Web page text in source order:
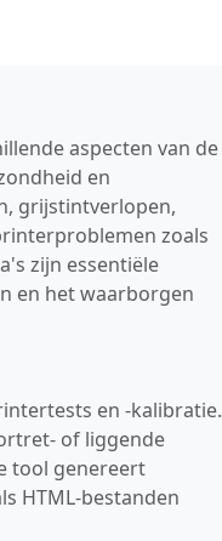
aspecten van de
en
grijstintverlopen,
zoals
zijn essentiële
en het waarborgen
en -kalibratie.
of liggende
tool genereert
HTML‑bestanden